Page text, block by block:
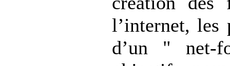
l’internet, les
d’un " net-